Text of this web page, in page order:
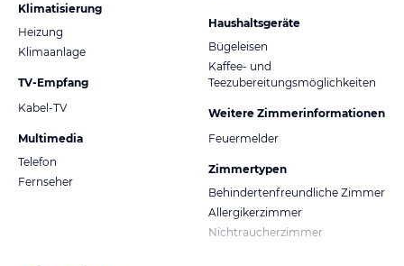
Klimatisierung
Heizung
Klimaanlage
TV-Empfang
Kabel-TV
Multimedia
Telefon
Fernseher
Haushaltsgeräte
Bügeleisen
Kaffee- und
Teezubereitungsmöglichkeiten
Weitere Zimmerinformationen
Feuermelder
Zimmertypen
Behindertenfreundliche Zimmer
Allergikerzimmer
Nichtraucherzimmer